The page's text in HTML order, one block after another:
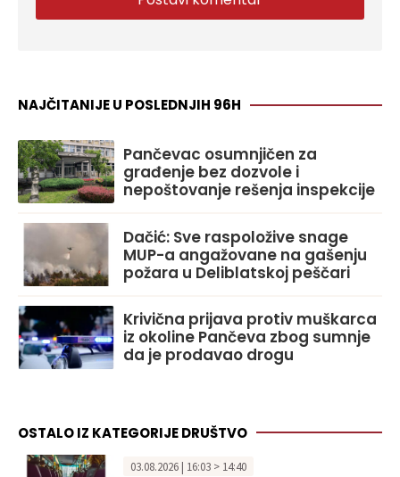
NAJČITANIJE U POSLEDNJIH 96H
Pančevac osumnjičen za
građenje bez dozvole i
nepoštovanje rešenja inspekcije
Dačić: Sve raspoložive snage
MUP-a angažovane na gašenju
požara u Deliblatskoj peščari
Krivična prijava protiv muškarca
iz okoline Pančeva zbog sumnje
da je prodavao drogu
OSTALO IZ KATEGORIJE DRUŠTVO
03.08.2026 | 16:03 > 14:40